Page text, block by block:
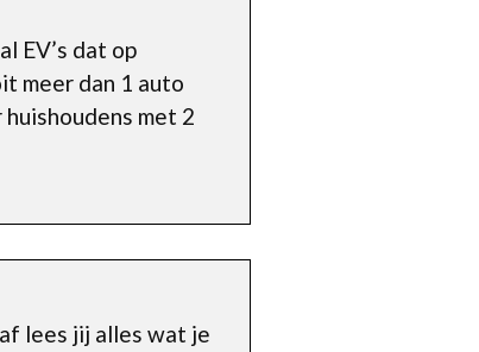
EV’s dat op
meer dan 1 auto
met 2
lees jij alles wat je